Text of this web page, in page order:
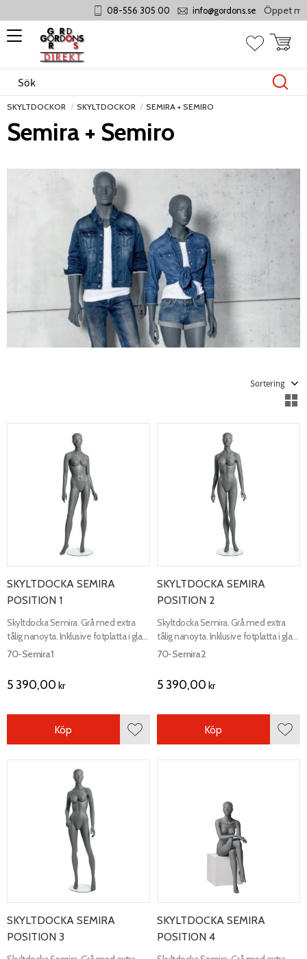
Meny
08-556 305 00 info@gordons.se Öppet
Favoriter
SKYLTDOCKOR SKYLTDOCKOR SEMIRA + SEMIRO
Semira + Semiro
SKYLTDOCKA SEMIRA
POSITION 1
Skyltdocka Semira. Grå med extra
tålig nanoyta. Inklusive fotplatta i glas
och fot samt vadfäste.
70-Semira1
5 390,00 kr
Lägg till i favoriter
Köp
SKYLTDOCKA SEMIRA
POSITION 2
Skyltdocka Semira. Grå med extra
tålig nanoyta. Inklusive fotplatta i glas
och fot samt vadfäste.
70-Semira2
5 390,00 kr
Köp
SKYLTDOCKA SEMIRA
POSITION 3
SKYLTDOCKA SEMIRA
POSITION 4